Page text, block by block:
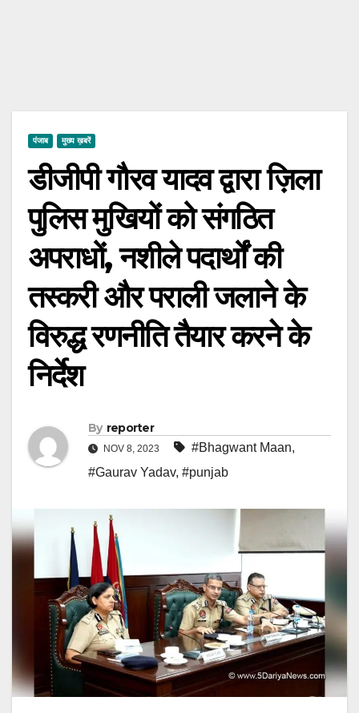
पंजाब मुख्य ख़बरें
डीजीपी गौरव यादव द्वारा ज़िला
पुलिस मुखियों को संगठित
अपराधों, नशीले पदार्थों की
तस्करी और पराली जलाने के
विरुद्ध रणनीति तैयार करने के
निर्देश
By reporter
NOV 8, 2023 #Bhagwant Maan,
#Gaurav Yadav, #punjab